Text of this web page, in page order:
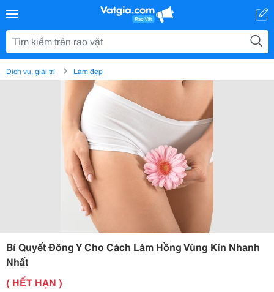
Dịch vụ, giải trí Làm đẹp
Bí Quyết Đông Y Cho Cách Làm Hồng Vùng Kín Nhanh
Nhất
( HẾT HẠN )